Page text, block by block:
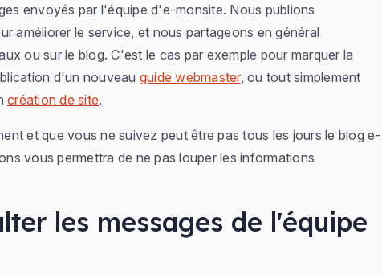
envoyés par l'équipe d'e-monsite. Nous publions
améliorer le service, et nous partageons en général
ou sur le blog. C'est le cas par exemple pour marquer la
d'un nouveau guide webmaster, ou tout simplement
création de site.
et que vous ne suivez peut être pas tous les jours le blog e-
vous permettra de ne pas louper les informations
les messages de l'équipe